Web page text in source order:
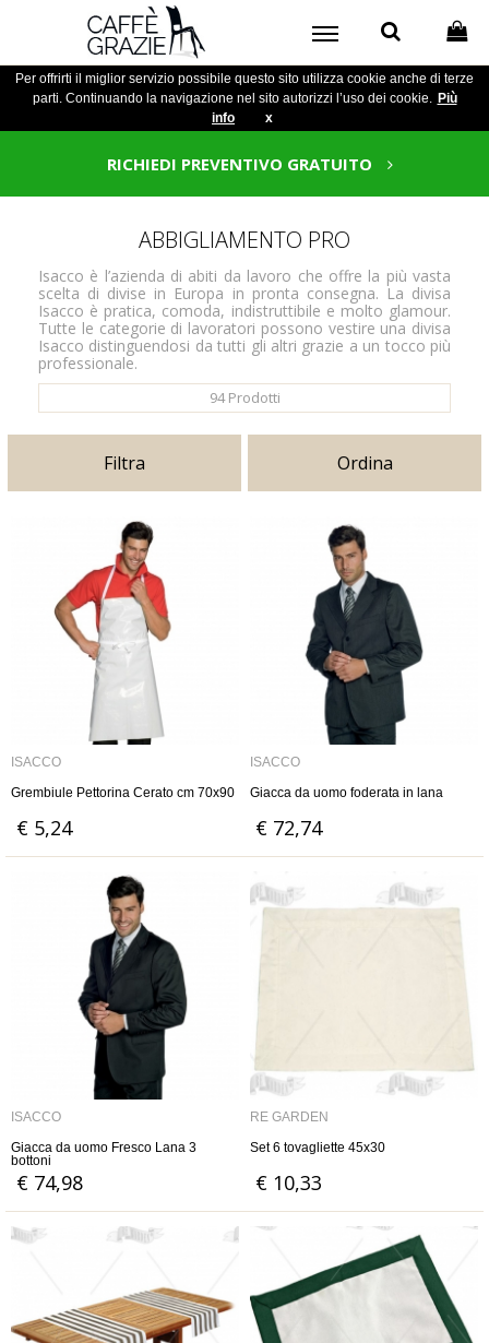
Per offrirti il miglior servizio possibile questo sito utilizza cookie anche di terze
parti. Continuando la navigazione nel sito autorizzi l’uso dei cookie. Più
info
x
RICHIEDI PREVENTIVO GRATUITO
ABBIGLIAMENTO PRO
Isacco è l’azienda di abiti da lavoro che offre la più vasta
scelta di divise in Europa in pronta consegna. La divisa
Isacco è pratica, comoda, indistruttibile e molto glamour.
Tutte le categorie di lavoratori possono vestire una divisa
Isacco distinguendosi da tutti gli altri grazie a un tocco più
professionale.
94Prodotti
Filtra Ordina
ISACCO
Grembiule Pettorina Cerato cm 70x90
€ 5,24
ISACCO
Giacca da uomo foderata in lana
€ 72,74
ISACCO
Giacca da uomo Fresco Lana 3
bottoni
€ 74,98
RE GARDEN
Set 6 tovagliette 45x30
€ 10,33